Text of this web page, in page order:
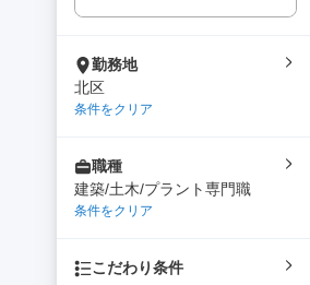
勤務地
北区
条件をクリア
職種
建築/土木/プラント専門職
条件をクリア
こだわり条件